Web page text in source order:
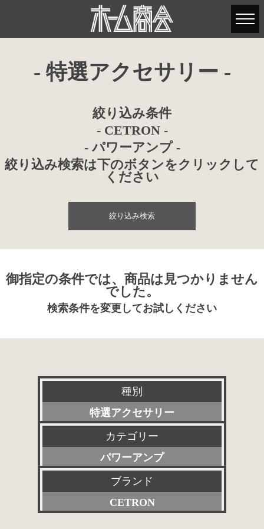
- 特選アクセサリー -
絞り込み条件
- CETRON -
- パワーアンプ -
絞り込み検索は下のボタンをクリックして
ください
絞り込み検索
御指定の条件では、商品は見つかりません
でした。
検索条件を変更してお試しください
種別
特選アクセサリー
新品
委託販売品
特価品
その他委託販売品
カテゴリー
パワーアンプ
すべて
プリアンプ
ブランド
CETRON